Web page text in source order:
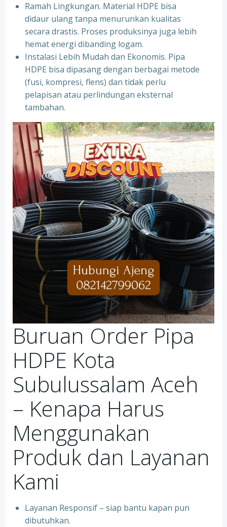
Ramah Lingkungan. Material HDPE bisa
didaur ulang tanpa menurunkan kualitas
secara drastis. Proses produksinya juga lebih
hemat energi dibanding logam.
Instalasi Lebih Mudah dan Ekonomis. Pipa
HDPE bisa dipasang dengan berbagai metode
(fusi, kompresi, flens) dan tidak perlu
pelapisan atau perlindungan eksternal
tambahan.
Buruan Order Pipa
HDPE Kota
Subulussalam Aceh
– Kenapa Harus
Menggunakan
Produk dan Layanan
Kami
Layanan Responsif – siap bantu kapan pun
dibutuhkan.